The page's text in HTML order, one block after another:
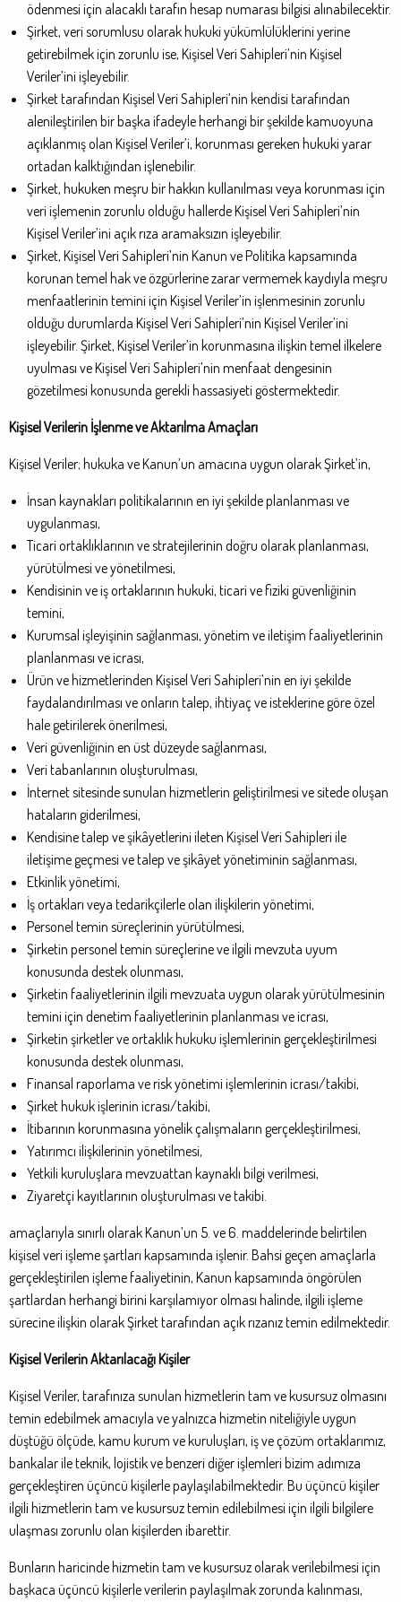
ödenmesi için alacaklı tarafın hesap numarası bilgisi alınabilecektir.
Şirket, veri sorumlusu olarak hukuki yükümlülüklerini yerine
getirebilmek için zorunlu ise, Kişisel Veri Sahipleri’nin Kişisel
Veriler’ini işleyebilir.
Şirket tarafından Kişisel Veri Sahipleri’nin kendisi tarafından
alenileştirilen bir başka ifadeyle herhangi bir şekilde kamuoyuna
açıklanmış olan Kişisel Veriler’i, korunması gereken hukuki yarar
ortadan kalktığından işlenebilir.
Şirket, hukuken meşru bir hakkın kullanılması veya korunması için
veri işlemenin zorunlu olduğu hallerde Kişisel Veri Sahipleri’nin
Kişisel Veriler’ini açık rıza aramaksızın işleyebilir.
Şirket, Kişisel Veri Sahipleri’nin Kanun ve Politika kapsamında
korunan temel hak ve özgürlerine zarar vermemek kaydıyla meşru
menfaatlerinin temini için Kişisel Veriler’in işlenmesinin zorunlu
olduğu durumlarda Kişisel Veri Sahipleri’nin Kişisel Veriler’ini
işleyebilir. Şirket, Kişisel Veriler’in korunmasına ilişkin temel ilkelere
uyulması ve Kişisel Veri Sahipleri’nin menfaat dengesinin
gözetilmesi konusunda gerekli hassasiyeti göstermektedir.
Kişisel Verilerin İşlenme ve Aktarılma Amaçları
Kişisel Veriler; hukuka ve Kanun’un amacına uygun olarak Şirket’in,
İnsan kaynakları politikalarının en iyi şekilde planlanması ve
uygulanması,
Ticari ortaklıklarının ve stratejilerinin doğru olarak planlanması,
yürütülmesi ve yönetilmesi,
Kendisinin ve iş ortaklarının hukuki, ticari ve fiziki güvenliğinin
temini,
Kurumsal işleyişinin sağlanması, yönetim ve iletişim faaliyetlerinin
planlanması ve icrası,
Ürün ve hizmetlerinden Kişisel Veri Sahipleri’nin en iyi şekilde
faydalandırılması ve onların talep, ihtiyaç ve isteklerine göre özel
hale getirilerek önerilmesi,
Veri güvenliğinin en üst düzeyde sağlanması,
Veri tabanlarının oluşturulması,
İnternet sitesinde sunulan hizmetlerin geliştirilmesi ve sitede oluşan
hataların giderilmesi,
Kendisine talep ve şikâyetlerini ileten Kişisel Veri Sahipleri ile
iletişime geçmesi ve talep ve şikâyet yönetiminin sağlanması,
Etkinlik yönetimi,
İş ortakları veya tedarikçilerle olan ilişkilerin yönetimi,
Personel temin süreçlerinin yürütülmesi,
Şirketin personel temin süreçlerine ve ilgili mevzuta uyum
konusunda destek olunması,
Şirketin faaliyetlerinin ilgili mevzuata uygun olarak yürütülmesinin
temini için denetim faaliyetlerinin planlanması ve icrası,
Şirketin şirketler ve ortaklık hukuku işlemlerinin gerçekleştirilmesi
konusunda destek olunması,
Finansal raporlama ve risk yönetimi işlemlerinin icrası/takibi,
Şirket hukuk işlerinin icrası/takibi,
İtibarının korunmasına yönelik çalışmaların gerçekleştirilmesi,
Yatırımcı ilişkilerinin yönetilmesi,
Yetkili kuruluşlara mevzuattan kaynaklı bilgi verilmesi,
Ziyaretçi kayıtlarının oluşturulması ve takibi.
amaçlarıyla sınırlı olarak Kanun’un 5. ve 6. maddelerinde belirtilen
kişisel veri işleme şartları kapsamında işlenir. Bahsi geçen amaçlarla
gerçekleştirilen işleme faaliyetinin, Kanun kapsamında öngörülen
şartlardan herhangi birini karşılamıyor olması halinde, ilgili işleme
sürecine ilişkin olarak Şirket tarafından açık rızanız temin edilmektedir.
Kişisel Verilerin Aktarılacağı Kişiler
Kişisel Veriler, tarafınıza sunulan hizmetlerin tam ve kusursuz olmasını
temin edebilmek amacıyla ve yalnızca hizmetin niteliğiyle uygun
düştüğü ölçüde, kamu kurum ve kuruluşları, iş ve çözüm ortaklarımız,
bankalar ile teknik, lojistik ve benzeri diğer işlemleri bizim adımıza
gerçekleştiren üçüncü kişilerle paylaşılabilmektedir. Bu üçüncü kişiler
ilgili hizmetlerin tam ve kusursuz temin edilebilmesi için ilgili bilgilere
ulaşması zorunlu olan kişilerden ibarettir.
Bunların haricinde hizmetin tam ve kusursuz olarak verilebilmesi için
başkaca üçüncü kişilerle verilerin paylaşılmak zorunda kalınması,